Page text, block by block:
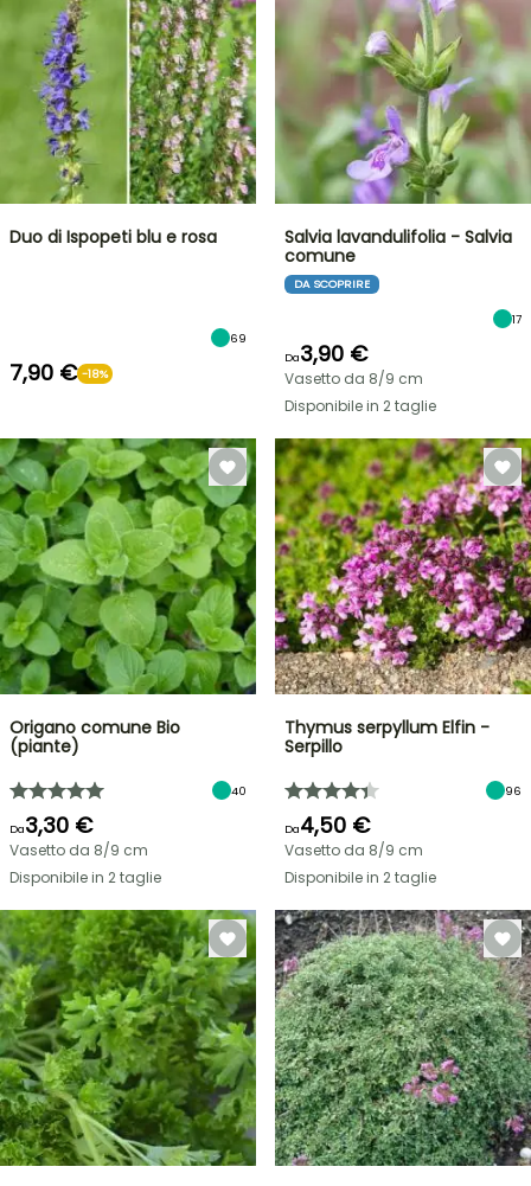
Duo di Ispopeti blu e rosa
69
7,90 € -18%
Salvia lavandulifolia - Salvia
comune
DA SCOPRIRE
17
Da3,90 €
Vasetto da 8/9 cm
Disponibile in 2 taglie
Origano comune Bio
(piante)
40
Da3,30 €
Vasetto da 8/9 cm
Disponibile in 2 taglie
Thymus serpyllum Elfin -
Serpillo
96
Da4,50 €
Vasetto da 8/9 cm
Disponibile in 2 taglie